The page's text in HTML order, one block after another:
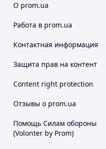
О prom.ua
Работа в prom.ua
Контактная информация
Защита прав на контент
Content right protection
Отзывы о prom.ua
Помощь Силам обороны
(Volonter by Prom)